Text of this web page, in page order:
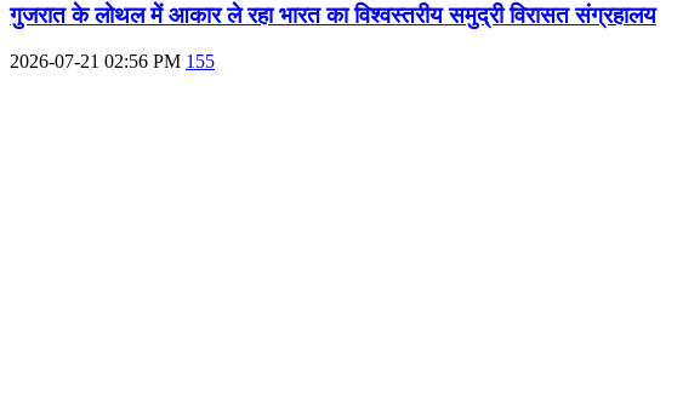
गुजरात के लोथल में आकार ले रहा भारत का विश्वस्तरीय समुद्री विरासत संग्रहालय
2026-07-21 02:56 PM 155